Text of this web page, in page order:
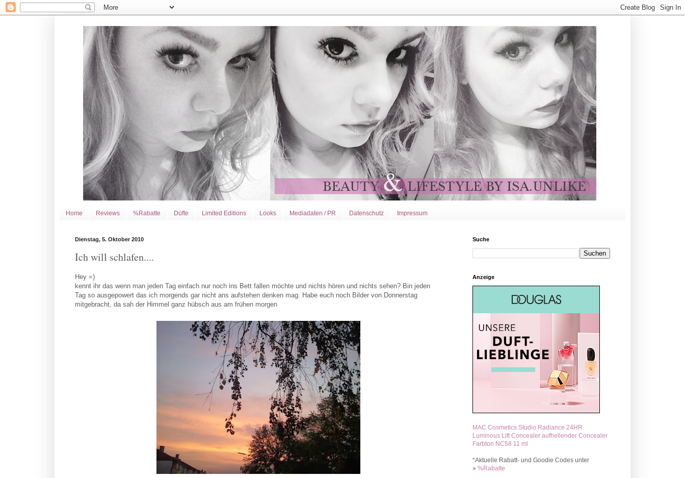
Home Reviews %Rabatte Düfte Limited Editions Looks Mediadaten / PR Datenschutz Impressum
Dienstag, 5. Oktober 2010
Ich will schlafen....
Hey =)
kennt ihr das wenn man jeden Tag einfach nur noch ins Bett fallen möchte und nichts hören und nichts sehen? Bin jeden
Tag so ausgepowert das ich morgends gar nicht ans aufstehen denken mag. Habe euch noch Bilder von Donnerstag
mitgebracht, da sah der Himmel ganz hübsch aus am frühen morgen
Suche
Anzeige
MAC Cosmetics Studio Radiance 24HR
Luminous Lift Concealer aufhellender Concealer
Farbton NC58 11 ml
*Aktuelle Rabatt- und Goodie Codes unter
» %Rabatte